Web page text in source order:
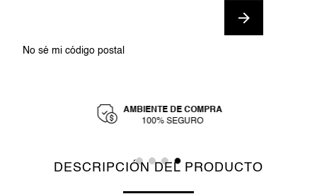
No sé mi código postal
AMBIENTE DE COMPRA
100% SEGURO
DESCRIPCIÓN DEL PRODUCTO